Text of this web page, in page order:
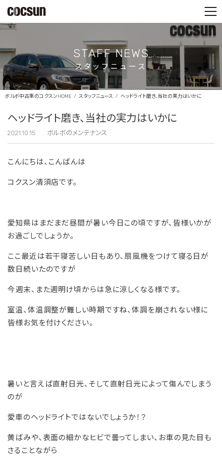
STAFF NEWS
スタッフニュース
ボルボ中古車のコクスンHOME スタッフニュース ヘッドライト磨き、当社の実力はいかに
ヘッドライト磨き、当社の実力はいかに
2021.10.15 ボルボのメンテナンス
こんにちは、こんばんは
コクスン清須店です。
愛知県はまだまだ昼間が暑い今日この頃ですが、皆様いかが
お過ごしでしょうか。
ここ最近は若干寝苦しい日もあり、扇風機をつけて寝る日が
数日続いたのですが
今週末、また週明け頃からは急に涼しくなる様です。
室温、体温調整が難しい時期ですね、体調を崩されない様に
皆様お気を付けください。
暑いと言えば直射日光、そして直射日光によって傷んでしまう
のが
愛車のヘッドライトではないでしょうか！？
黄ばみや、表面の細かなヒビで曇ってしまい、お車の見た目も
さることながら